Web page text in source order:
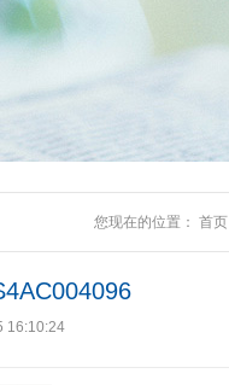
您现在的位置： 首页
16:10:24